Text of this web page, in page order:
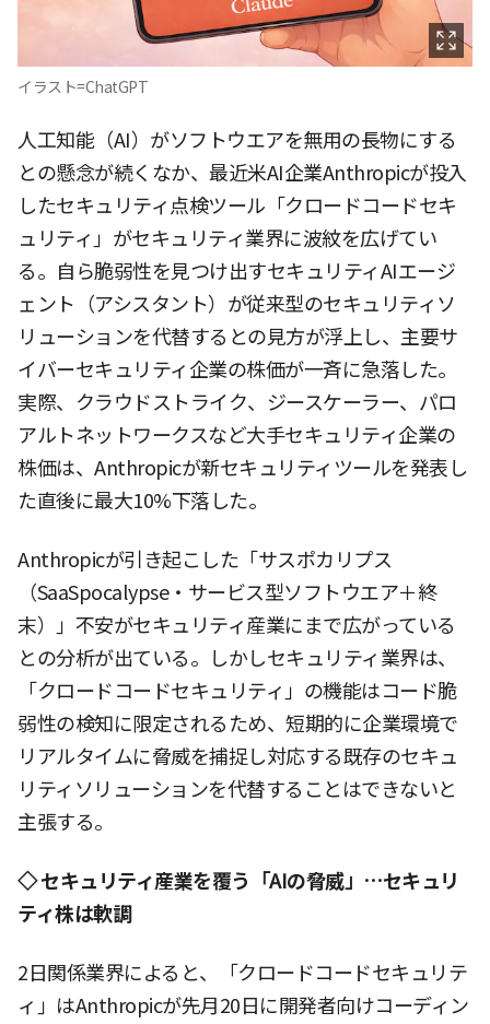
イラスト=ChatGPT
人工知能（AI）がソフトウエアを無用の長物にする
との懸念が続くなか、最近米AI企業Anthropicが投入
したセキュリティ点検ツール「クロードコードセキ
ュリティ」がセキュリティ業界に波紋を広げてい
る。自ら脆弱性を見つけ出すセキュリティAIエージ
ェント（アシスタント）が従来型のセキュリティソ
リューションを代替するとの見方が浮上し、主要サ
イバーセキュリティ企業の株価が一斉に急落した。
実際、クラウドストライク、ジースケーラー、パロ
アルトネットワークスなど大手セキュリティ企業の
株価は、Anthropicが新セキュリティツールを発表し
た直後に最大10%下落した。
Anthropicが引き起こした「サスポカリプス
（SaaSpocalypse・サービス型ソフトウエア＋終
末）」不安がセキュリティ産業にまで広がっている
との分析が出ている。しかしセキュリティ業界は、
「クロードコードセキュリティ」の機能はコード脆
弱性の検知に限定されるため、短期的に企業環境で
リアルタイムに脅威を捕捉し対応する既存のセキュ
リティソリューションを代替することはできないと
主張する。
◇ セキュリティ産業を覆う「AIの脅威」…セキュリ
ティ株は軟調
2日関係業界によると、「クロードコードセキュリテ
ィ」はAnthropicが先月20日に開発者向けコーディン